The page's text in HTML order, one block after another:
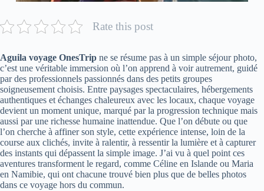
Rate this post
Aguila voyage OnesTrip ne se résume pas à un simple séjour photo,
c’est une véritable immersion où l’on apprend à voir autrement, guidé
par des professionnels passionnés dans des petits groupes
soigneusement choisis. Entre paysages spectaculaires, hébergements
authentiques et échanges chaleureux avec les locaux, chaque voyage
devient un moment unique, marqué par la progression technique mais
aussi par une richesse humaine inattendue. Que l’on débute ou que
l’on cherche à affiner son style, cette expérience intense, loin de la
course aux clichés, invite à ralentir, à ressentir la lumière et à capturer
des instants qui dépassent la simple image. J’ai vu à quel point ces
aventures transforment le regard, comme Céline en Islande ou Maria
en Namibie, qui ont chacune trouvé bien plus que de belles photos
dans ce voyage hors du commun.